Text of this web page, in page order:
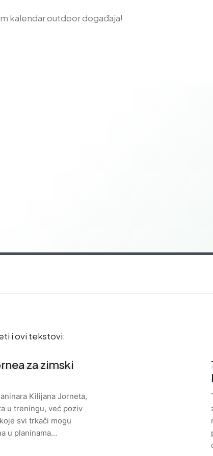
kalendar outdoor događaja!
i ovi tekstovi:
za zimski
Kilijana Jorneta,
u treningu, već poziv
svi trkači mogu
u planinama…